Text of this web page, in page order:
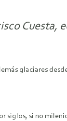
Cuesta,
glaciares
siglos, si no